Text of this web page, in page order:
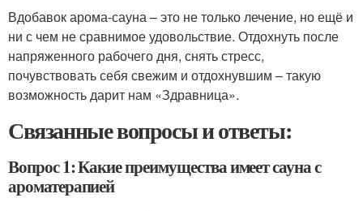
Вдобавок арома-сауна – это не только лечение, но ещё и
ни с чем не сравнимое удовольствие. Отдохнуть после
напряженного рабочего дня, снять стресс,
почувствовать себя свежим и отдохнувшим – такую
возможность дарит нам «Здравница».
Связанные вопросы и ответы:
Вопрос 1: Какие преимущества имеет сауна с
ароматерапией